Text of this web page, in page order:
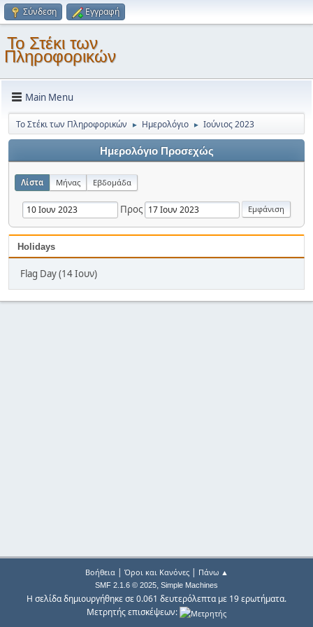
Σύνδεση Εγγραφή
Το Στέκι των
Πληροφορικών
Main Menu
Το Στέκι των Πληροφορικών ► Ημερολόγιο ► Ιούνιος 2023
Ημερολόγιο Προσεχώς
Λίστα Μήνας Εβδομάδα
Προς
Holidays
Flag Day (14 Ιουν)
Βοήθεια| Όροι και Κανόνες| Πάνω ▲
SMF 2.1.6 © 2025, Simple Machines
Η σελίδα δημιουργήθηκε σε 0.061 δευτερόλεπτα με 19 ερωτήματα.
Μετρητής επισκέψεων: